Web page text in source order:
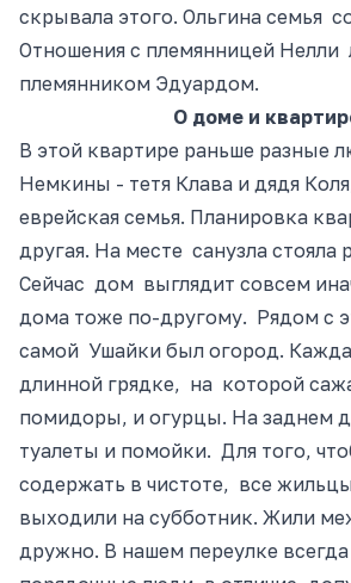
скрывала этого. Ольгина семья
Отношения с племянницей Нелли
племянником Эдуардом.
О доме и
В этой квартире раньше разные
Немкины - тетя Клава и дядя
еврейская семья. Планировка
другая. На месте санузла стояла
Сейчас дом выглядит совсем
дома тоже по-другому. Рядом с
самой Ушайки был огород.
длинной грядке, на которой
помидоры, и огурцы. На заднем
туалеты и помойки. Для того,
содержать в чистоте, все
выходили на субботник. Жили
дружно. В нашем переулке